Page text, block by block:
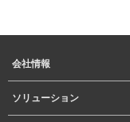
会社情報
ソリューション